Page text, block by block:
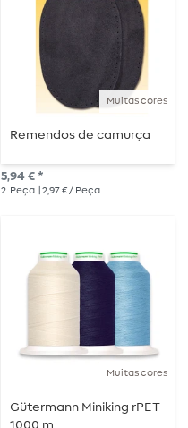
Muitas cores
Remendos de camurça
5,94 € *
2 Peça | 2,97 € / Peça
Muitas cores
Gütermann Miniking rPET